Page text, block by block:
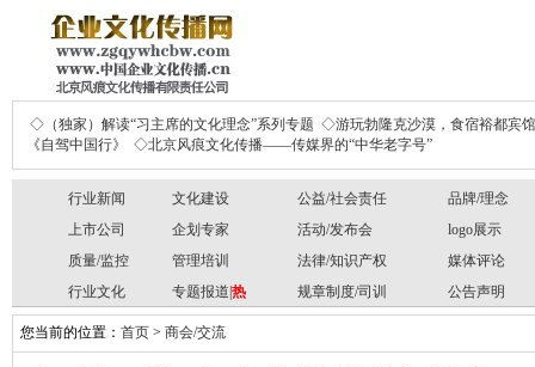
◇（独家）解读“习主席的文化理念”系列专题 ◇游玩勃隆克沙漠，食宿裕都宾馆
《自驾中国行》
◇北京风痕文化传播——传媒界的“中华老字号”
行业新闻 文化建设 公益/社会责任
品牌/理念
上市公司
企划专家 活动/发布会
logo展示
质量/监控
管理培训 法律/知识产权
媒体评论
行业文化
专题报道| 热 规章制度/司训 公告声明
您当前的位置： 首页 > 商会/交流